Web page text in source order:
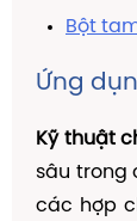
Bột
Ứng
Kỹ thuật
sâu trong
các hợp